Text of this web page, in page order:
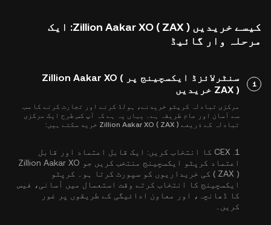
کیسے خریدیں Zillion Aakar XO ( ZAX ): ایک
مرحلہ وار گائیڈ
1
سنٹرلائزڈ ایکسچینج پر Zillion Aakar XO (
ZAX ) خریدیں
مرکزی تبادلہ کرپٹو خریدنے، ہولڈ کرنے اور تجارت کرنے کا سب
سے آسان اور عام طریقہ ہے۔ یہاں یہ ہے کہ آپ کس طرح ایک مرکزی
تبادلہ کے ذریعے Zillion Aakar XO ( ZAX ) خرید سکتے ہیں:
1. CEX کا انتخاب کریں:
ایک قابل اعتماد اور قابل
اعتماد کرپٹو ایکسچینج منتخب کریں جو Zillion Aakar XO
( ZAX ) کی خریداریوں کو سپورٹ کرتا ہو۔ کرپٹو
ایکسچینج کا انتخاب کرتے وقت استعمال میں آسانی، فیس
کا ڈھانچہ، اور معاون ادائیگی کے طریقوں پر غور
کریں۔